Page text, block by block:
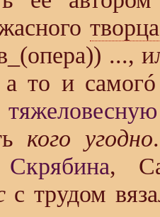
творца
...,
то и
кого угодно
,
с трудом